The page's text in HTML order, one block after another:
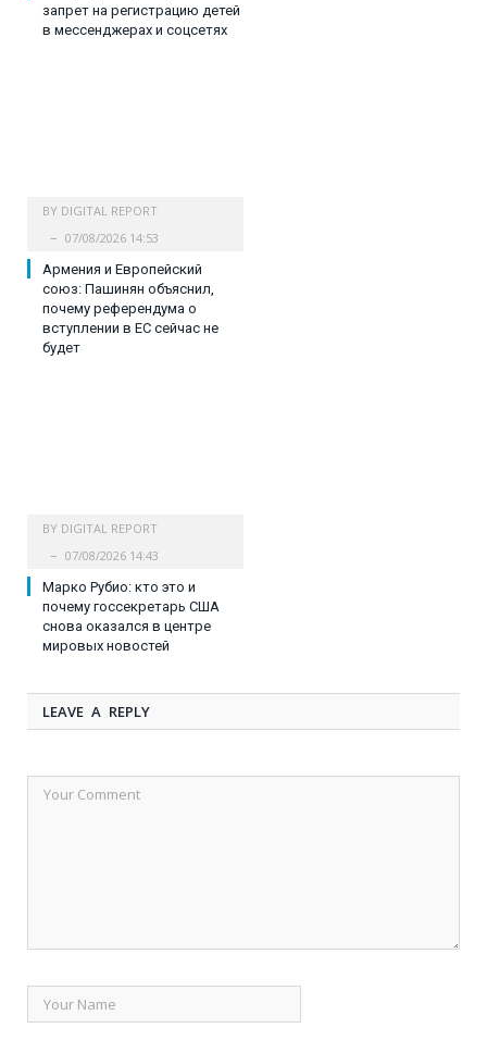
запрет на регистрацию детей
в мессенджерах и соцсетях
BY DIGITAL REPORT
07/08/2026 14:53
Армения и Европейский
союз: Пашинян объяснил,
почему референдума о
вступлении в ЕС сейчас не
будет
BY DIGITAL REPORT
07/08/2026 14:43
Марко Рубио: кто это и
почему госсекретарь США
снова оказался в центре
мировых новостей
LEAVE A REPLY